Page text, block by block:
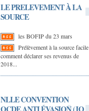
LE PRELEVEMENT À LA
SOURCE
les BOFIP du 23 mars
Prélèvement à la source facile
comment déclarer ses revenus de
2018...
NLLE CONVENTION
OCDE ANTI ÉVASION (JO